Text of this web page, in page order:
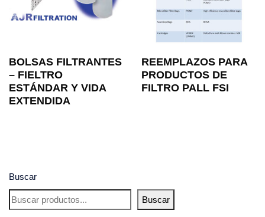
Buscar
Buscar
BOLSAS FILTRANTES
– FIELTRO
ESTÁNDAR Y VIDA
EXTENDIDA
REEMPLAZOS PARA
PRODUCTOS DE
FILTRO PALL FSI